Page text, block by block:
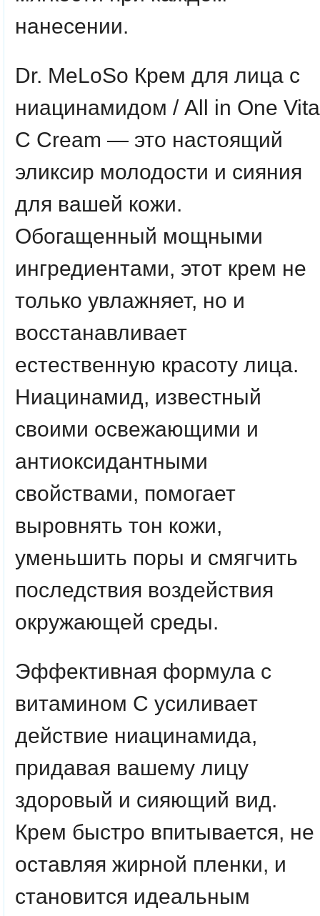
нанесении.
Dr. MeLoSo Крем для лица с
ниацинамидом / All in One Vita
C Cream — это настоящий
эликсир молодости и сияния
для вашей кожи.
Обогащенный мощными
ингредиентами, этот крем не
только увлажняет, но и
восстанавливает
естественную красоту лица.
Ниацинамид, известный
своими освежающими и
антиоксидантными
свойствами, помогает
выровнять тон кожи,
уменьшить поры и смягчить
последствия воздействия
окружающей среды.
Эффективная формула с
витамином C усиливает
действие ниацинамида,
придавая вашему лицу
здоровый и сияющий вид.
Крем быстро впитывается, не
оставляя жирной пленки, и
становится идеальным